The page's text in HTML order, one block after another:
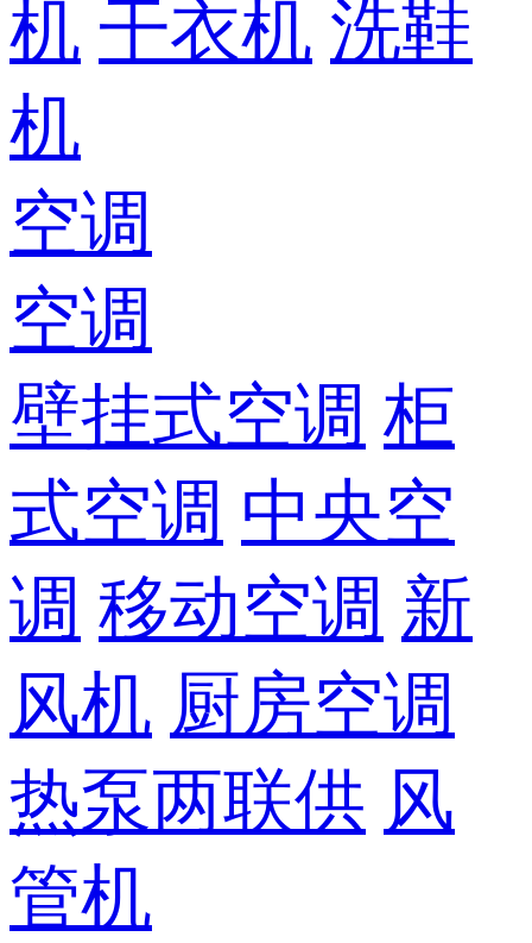
机 干衣机 洗鞋
机
空调
空调
壁挂式空调 柜
式空调 中央空
调 移动空调 新
风机 厨房空调
热泵两联供 风
管机